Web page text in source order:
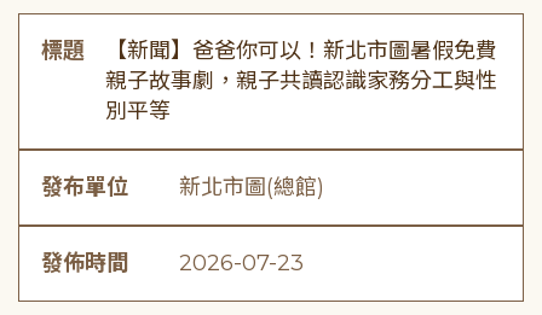
標題
【新聞】爸爸你可以！新北市圖暑假免費
親子故事劇，親子共讀認識家務分工與性
別平等
發布單位 新北市圖(總館)
發佈時間 2026-07-23